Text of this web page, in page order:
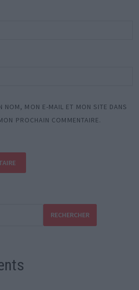
NOM, MON E-MAIL ET MON SITE DANS
PROCHAIN COMMENTAIRE.
RECHERCHER